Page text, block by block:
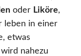
oder Liköre,
leben in einer
etwas
nahezu